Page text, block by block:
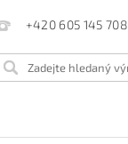
+420 605 145 708